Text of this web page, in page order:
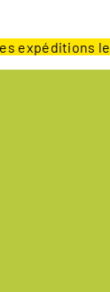
expéditions le